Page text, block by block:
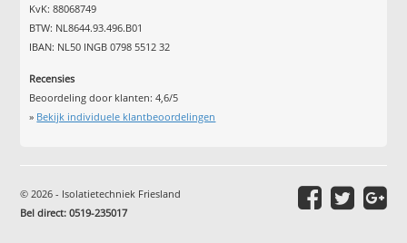
KvK: 88068749
BTW: NL8644.93.496.B01
IBAN: NL50 INGB 0798 5512 32
Recensies
Beoordeling door klanten:4,6/5
» Bekijk individuele klantbeoordelingen
© 2026 - Isolatietechniek Friesland
Bel direct: 0519-235017